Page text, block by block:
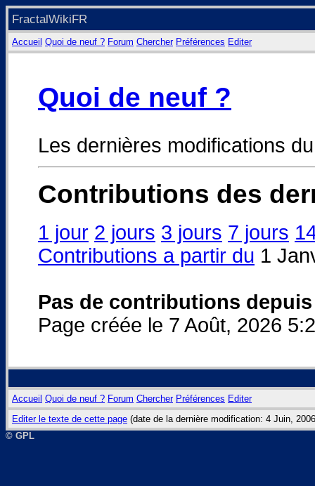
FractalWikiFR
Accueil Quoi de neuf ? Forum Chercher Préférences Editer
Quoi de neuf ?
Les dernières modifications
Contributions des
1 jour 2 jours 3 jours 7 jours
Contributions a partir du 1
Pas de contributions depuis
Page créée le 7 Août, 2026
Accueil Quoi de neuf ? Forum Chercher Préférences Editer
Editer le texte de cette page (date de la dernière modification: 4 Juin,
© GPL